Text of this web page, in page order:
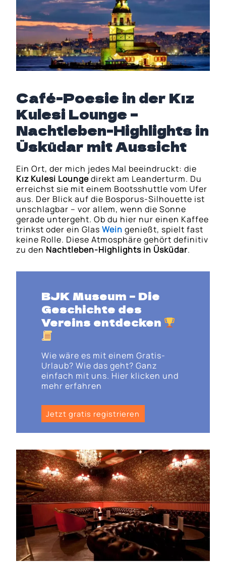
Café-Poesie in der Kız
Kulesi Lounge –
Nachtleben-Highlights in
Üsküdar mit Aussicht
Ein Ort, der mich jedes Mal beeindruckt: die
Kız Kulesi Loungedirekt am Leanderturm. Du
erreichst sie mit einem Bootsshuttle vom Ufer
aus. Der Blick auf die Bosporus-Silhouette ist
unschlagbar – vor allem, wenn die Sonne
gerade untergeht. Ob du hier nur einen Kaffee
trinkst oder ein GlasWein genießt, spielt fast
keine Rolle. Diese Atmosphäre gehört definitiv
zu den Nachtleben-Highlights in Üsküdar.
BJK Museum – Die
Geschichte des
Vereins entdecken
Wie wäre es mit einem Gratis-
Urlaub? Wie das geht? Ganz
einfach mit uns. Hier klicken und
mehr erfahren
Jetzt gratis registrieren